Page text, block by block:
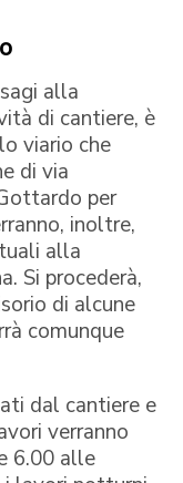
alla
di cantiere, è
viario che
di via
per
inoltre,
alla
Si procederà,
di alcune
comunque
dal cantiere e
verranno
6.00 alle